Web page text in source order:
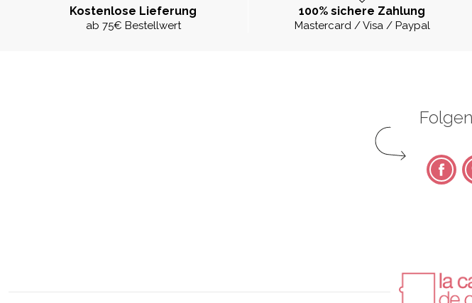
Kostenlose Lieferung
ab 75€ Bestellwert
100% sichere Zahlung
Mastercard / Visa / Paypal